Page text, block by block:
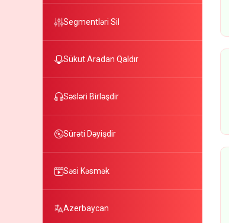
Segmentləri Sil
Sükut Aradan Qaldır
Səsləri Birləşdir
Sürəti Dəyişdir
Səsi Kəsmək
Azerbaycan